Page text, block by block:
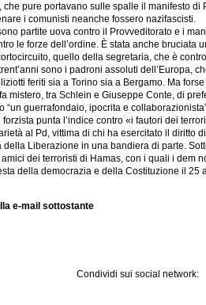
pure portavano sulle spalle il manifesto
i comunisti neanche fossero nazifascisti.
partite uova contro il Provveditorato e i
le forze dell’ordine. È stata anche
quello della segretaria, che è
sono i padroni assoluti dell’Europa,
feriti sia a Torino sia a Bergamo. Ma
tra Schlein e Giuseppe Conte, di
“un guerrafondaio, ipocrita e
punta l’indice contro «i fautori dei
al Pd, vittima di chi ha esercitato il diritto
Liberazione in una bandiera di parte.
dei terroristi di Hamas, con i quali i dem
della democrazia e della Costituzione il
e-mail sottostante
Condividi sui social network: